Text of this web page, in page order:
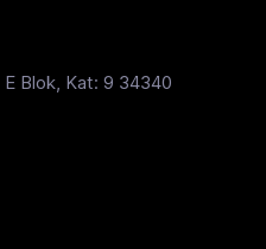
Blok, Kat: 9 34340